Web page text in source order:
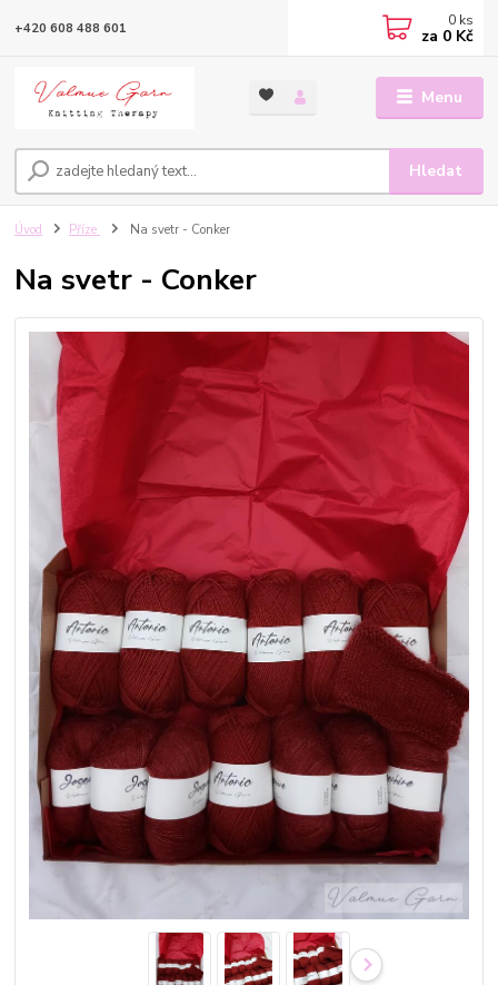
Menu
Hledat
+420 608 488 601 0 ks
za 0 Kč
Úvod Příze Na svetr - Conker
Na svetr - Conker